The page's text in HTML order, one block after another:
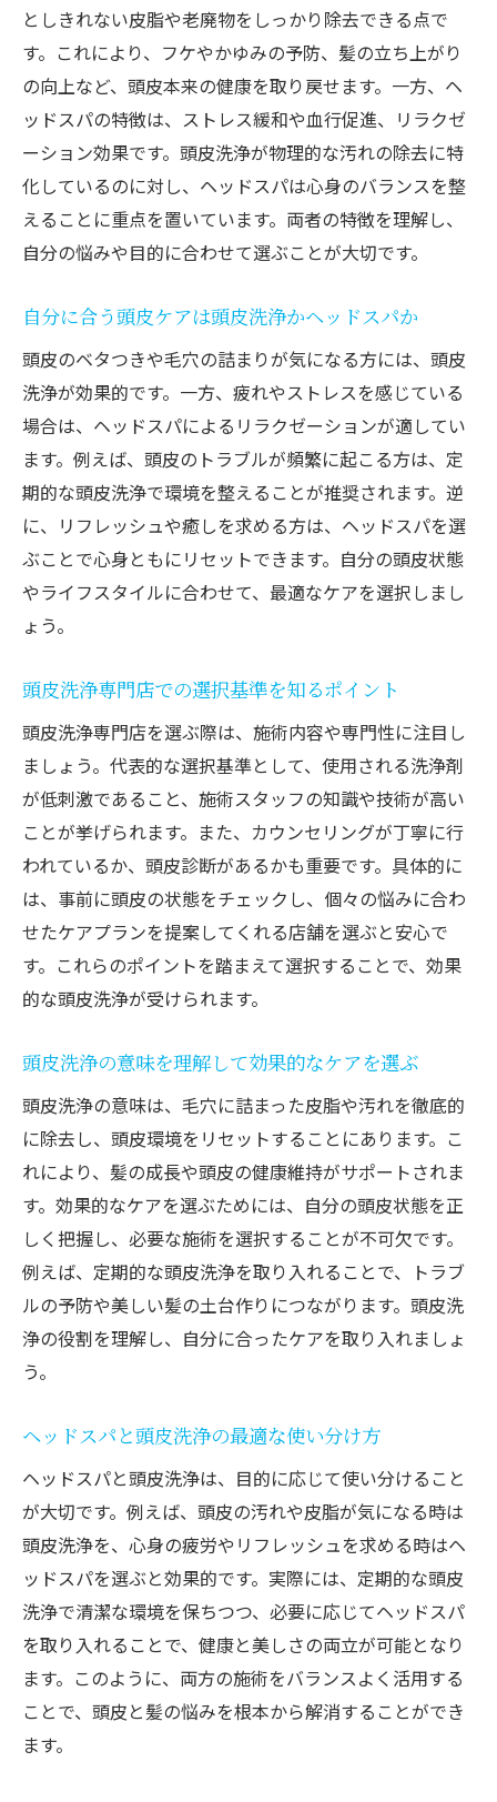
としきれない皮脂や老廃物をしっかり除去できる点で
す。これにより、フケやかゆみの予防、髪の立ち上がり
の向上など、頭皮本来の健康を取り戻せます。一方、ヘ
ッドスパの特徴は、ストレス緩和や血行促進、リラクゼ
ーション効果です。頭皮洗浄が物理的な汚れの除去に特
化しているのに対し、ヘッドスパは心身のバランスを整
えることに重点を置いています。両者の特徴を理解し、
自分の悩みや目的に合わせて選ぶことが大切です。
自分に合う頭皮ケアは頭皮洗浄かヘッドスパか
頭皮のベタつきや毛穴の詰まりが気になる方には、頭皮
洗浄が効果的です。一方、疲れやストレスを感じている
場合は、ヘッドスパによるリラクゼーションが適してい
ます。例えば、頭皮のトラブルが頻繁に起こる方は、定
期的な頭皮洗浄で環境を整えることが推奨されます。逆
に、リフレッシュや癒しを求める方は、ヘッドスパを選
ぶことで心身ともにリセットできます。自分の頭皮状態
やライフスタイルに合わせて、最適なケアを選択しまし
ょう。
頭皮洗浄専門店での選択基準を知るポイント
頭皮洗浄専門店を選ぶ際は、施術内容や専門性に注目し
ましょう。代表的な選択基準として、使用される洗浄剤
が低刺激であること、施術スタッフの知識や技術が高い
ことが挙げられます。また、カウンセリングが丁寧に行
われているか、頭皮診断があるかも重要です。具体的に
は、事前に頭皮の状態をチェックし、個々の悩みに合わ
せたケアプランを提案してくれる店舗を選ぶと安心で
す。これらのポイントを踏まえて選択することで、効果
的な頭皮洗浄が受けられます。
頭皮洗浄の意味を理解して効果的なケアを選ぶ
頭皮洗浄の意味は、毛穴に詰まった皮脂や汚れを徹底的
に除去し、頭皮環境をリセットすることにあります。こ
れにより、髪の成長や頭皮の健康維持がサポートされま
す。効果的なケアを選ぶためには、自分の頭皮状態を正
しく把握し、必要な施術を選択することが不可欠です。
例えば、定期的な頭皮洗浄を取り入れることで、トラブ
ルの予防や美しい髪の土台作りにつながります。頭皮洗
浄の役割を理解し、自分に合ったケアを取り入れましょ
う。
ヘッドスパと頭皮洗浄の最適な使い分け方
ヘッドスパと頭皮洗浄は、目的に応じて使い分けること
が大切です。例えば、頭皮の汚れや皮脂が気になる時は
頭皮洗浄を、心身の疲労やリフレッシュを求める時はヘ
ッドスパを選ぶと効果的です。実際には、定期的な頭皮
洗浄で清潔な環境を保ちつつ、必要に応じてヘッドスパ
を取り入れることで、健康と美しさの両立が可能となり
ます。このように、両方の施術をバランスよく活用する
ことで、頭皮と髪の悩みを根本から解消することができ
ます。